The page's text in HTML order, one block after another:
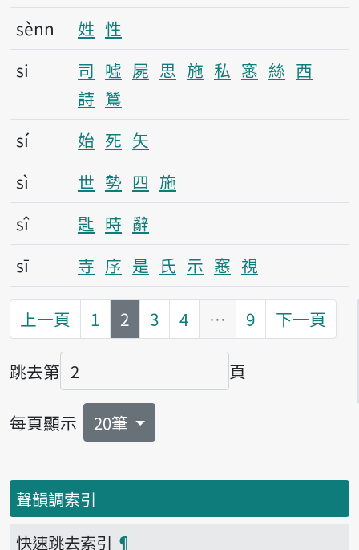
sènn
姓 性
si
司 噓 屍 思 施 私 窸 絲 西
詩 鷥
sí
始 死 矢
sì
世 勢 四 施
sî
匙 時 辭
sī
寺 序 是 氏 示 窸 視
上一頁 1 第
2 3 4 … 9 下一頁
跳去第
頁碼
頁
每頁顯示 20筆
聲韻調索引
快速跳去索引 ¶